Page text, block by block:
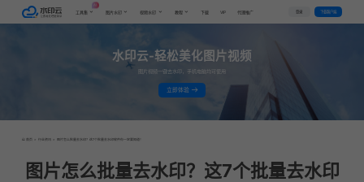
工具集 图片水印 视频水印 教程 下载 VIP 代理推广 登录 下载客户端
水印云-轻松美化图片视频
图片视频一键去水印，手机电脑均可使用
立即体验
首页 > 行业资讯 > 图片怎么批量去水印？这7个批量去水印软件你一定要知道！
图片怎么批量去水印？这7个批量去水印